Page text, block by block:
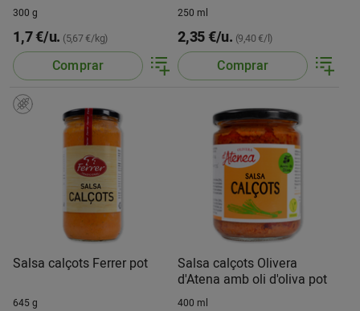
300 g
1,7 €/u. (5,67 €/kg)
Comprar
250 ml
2,35 €/u. (9,40 €/l)
Comprar
Salsa calçots Ferrer pot
645 g
Salsa calçots Olivera
d'Atena amb oli d'oliva pot
400 ml